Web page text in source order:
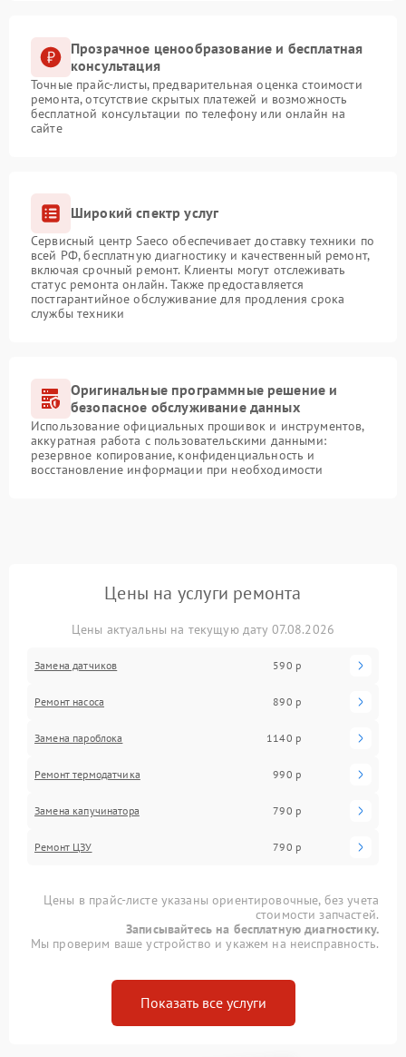
Прозрачное ценообразование и бесплатная
консультация
Точные прайс-листы, предварительная оценка стоимости
ремонта, отсутствие скрытых платежей и возможность
бесплатной консультации по телефону или онлайн на
сайте
Широкий спектр услуг
Сервисный центр Saeco обеспечивает доставку техники по
всей РФ, бесплатную диагностику и качественный ремонт,
включая срочный ремонт. Клиенты могут отслеживать
статус ремонта онлайн. Также предоставляется
постгарантийное обслуживание для продления срока
службы техники
Оригинальные программные решение и
безопасное обслуживание данных
Использование официальных прошивок и инструментов,
аккуратная работа с пользовательскими данными:
резервное копирование, конфиденциальность и
восстановление информации при необходимости
Цены на услуги ремонта
Цены актуальны на текущую дату 07.08.2026
Замена датчиков 590 р
Ремонт насоса 890 р
Замена пароблока 1140 р
Ремонт термодатчика 990 р
Замена капучинатора 790 р
Ремонт ЦЗУ 790 р
Цены в прайс-листе указаны ориентировочные, без учета
стоимости запчастей.
Записывайтесь на бесплатную диагностику.
Мы проверим ваше устройство и укажем на неисправность.
Показать все услуги